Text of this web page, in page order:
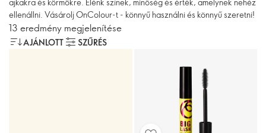
ellenállni. Vásárolj OnColour-t - könnyű használni és könnyű szeretni!
13 eredmény megjelenítése
AJÁNLOTT SZŰRÉS